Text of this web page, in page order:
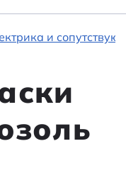
и